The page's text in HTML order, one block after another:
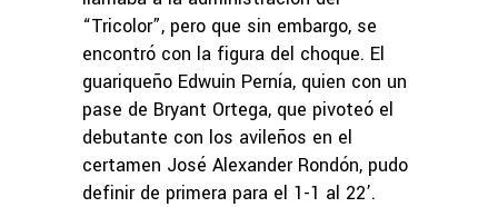
“Tricolor”, pero que sin embargo, se
encontró con la figura del choque. El
guariqueño Edwuin Pernía, quien con un
pase de Bryant Ortega, que pivoteó el
debutante con los avileños en el
certamen José Alexander Rondón, pudo
definir de primera para el 1-1 al 22’.